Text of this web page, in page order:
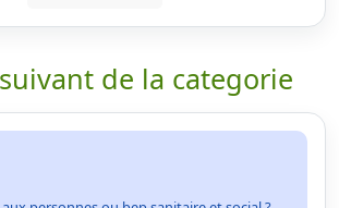
de la categorie